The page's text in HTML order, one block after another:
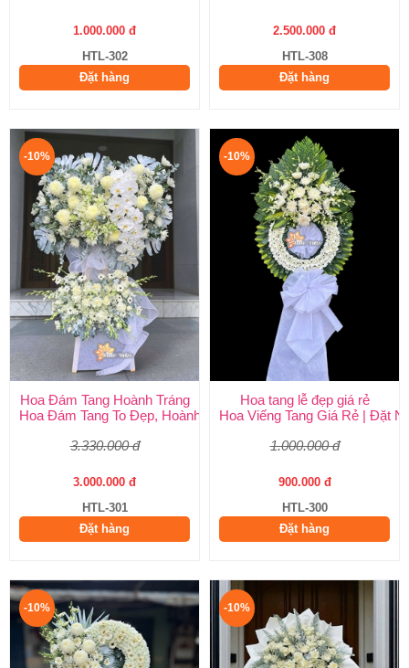
1.000.000 đ
HTL-302
Đặt hàng
2.500.000 đ
HTL-308
Đặt hàng
-10%
Hoa Đám Tang Hoành Tráng
Hoa Đám Tang To Đẹp, Hoành Tráng tại Huy Thảo
3.330.000 đ
3.000.000 đ
HTL-301
Đặt hàng
-10%
Hoa tang lễ đẹp giá rẻ
Hoa Viếng Tang Giá Rẻ | Đặt
1.000.000 đ
900.000 đ
HTL-300
Đặt hàng
-10% -10%